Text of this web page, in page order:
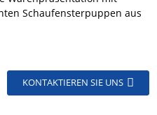
Schaufensterpuppen aus
KONTAKTIEREN SIE UNS